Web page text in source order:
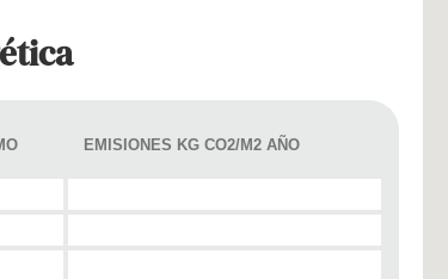
EMISIONES KG CO2/M2 AÑO